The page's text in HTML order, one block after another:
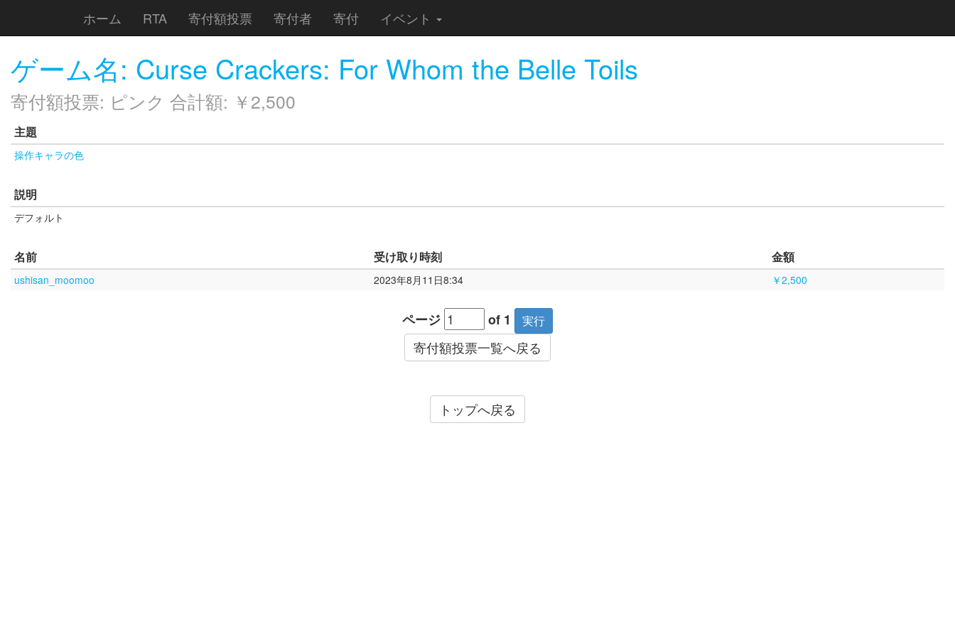
ホーム RTA 寄付額投票 寄付者 寄付 イベント
ゲーム名: Curse Crackers: For Whom the Belle Toils
寄付額投票: ピンク 合計額: ￥2,500
主題
操作キャラの色
説明
デフォルト
名前 受け取り時刻 金額
ushisan_moomoo 2023年8月11日8:34 ￥2,500
ページ
of 1
寄付額投票一覧へ戻る
トップへ戻る